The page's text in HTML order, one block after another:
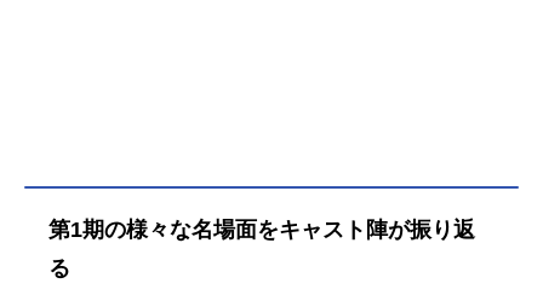
政近：天﨑滉平アリサ･ミハイロヴ
第1期の様々な名場面をキャスト陣が振り返
る